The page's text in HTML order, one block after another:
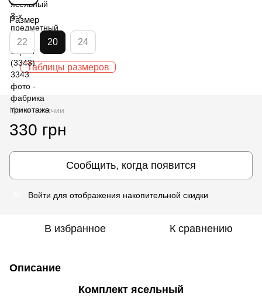
Размер
22 20 24
Таблицы размеров
Нет в наличии
330 грн
Сообщить, когда появится
Войти для отображения накопительной скидки
В избранное К сравнению
Описание
Комплект ясельный